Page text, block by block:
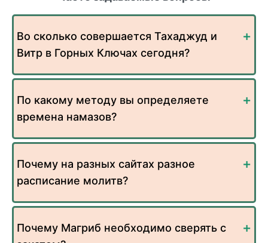
Во сколько совершается Тахаджуд и
Витр в Горных Ключах сегодня?
По какому методу вы определяете
времена намазов?
Почему на разных сайтах разное
расписание молитв?
Почему Магриб необходимо сверять с